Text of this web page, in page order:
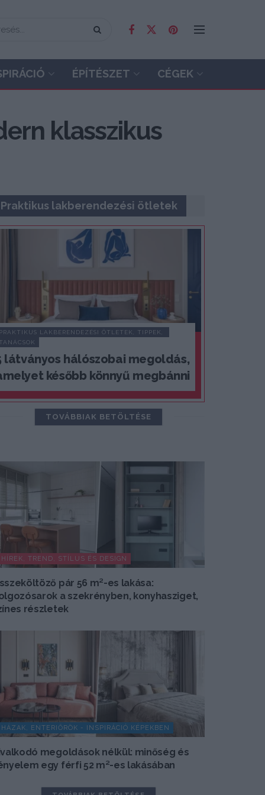
ÉPÍTÉSZET CÉGEK
klasszikus
Praktikus lakberendezési ötletek
PRAKTIKUS LAKBERENDEZÉSI ÖTLETEK, TIPPEK,
TANÁCSOK
látványos hálószobai megoldás,
később könnyű megbánni
TOVÁBBIAK BETÖLTÉSE
HÍREK, TREND, STÍLUS ÉS DESIGN
pár 56 m²-es lakása:
a szekrényben, konyhasziget,
részletek
HÁZAK, ENTERIŐRÖK - INSPIRÁCIÓ KÉPEKBEN
megoldások nélkül: minőség és
egy férfi 52 m²-es lakásában